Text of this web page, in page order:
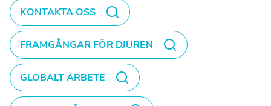
KONTAKTA OSS
FRAMGÅNGAR FÖR DJUREN
GLOBALT ARBETE